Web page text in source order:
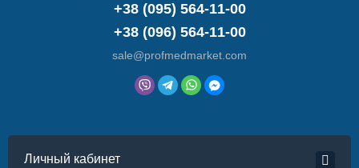
+38 (095) 564-11-00
+38 (096) 564-11-00
sale@profmedmarket.com
Личный кабинет